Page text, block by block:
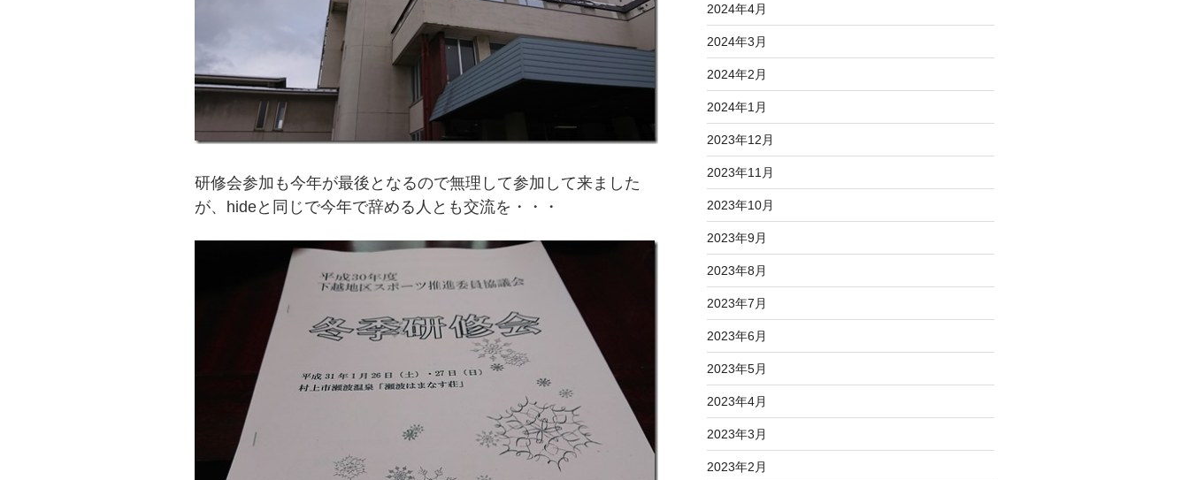
研修会参加も今年が最後となるので無理して参加して来ました
が、hideと同じで今年で辞める人とも交流を・・・
2024年4月
2024年3月
2024年2月
2024年1月
2023年12月
2023年11月
2023年10月
2023年9月
2023年8月
2023年7月
2023年6月
2023年5月
2023年4月
2023年3月
2023年2月